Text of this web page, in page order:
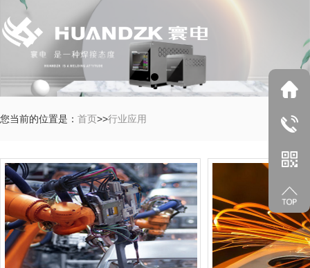
您当前的位置是： 首页>>行业应用